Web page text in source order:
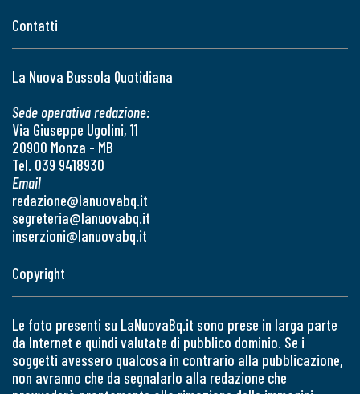
Contatti
La Nuova Bussola Quotidiana
Sede operativa redazione:
Via Giuseppe Ugolini, 11
20900 Monza - MB
Tel. 039 9418930
Email
redazione@lanuovabq.it
segreteria@lanuovabq.it
inserzioni@lanuovabq.it
Copyright
Le foto presenti su LaNuovaBq.it sono prese in larga parte
da Internet e quindi valutate di pubblico dominio. Se i
soggetti avessero qualcosa in contrario alla pubblicazione,
non avranno che da segnalarlo alla redazione che